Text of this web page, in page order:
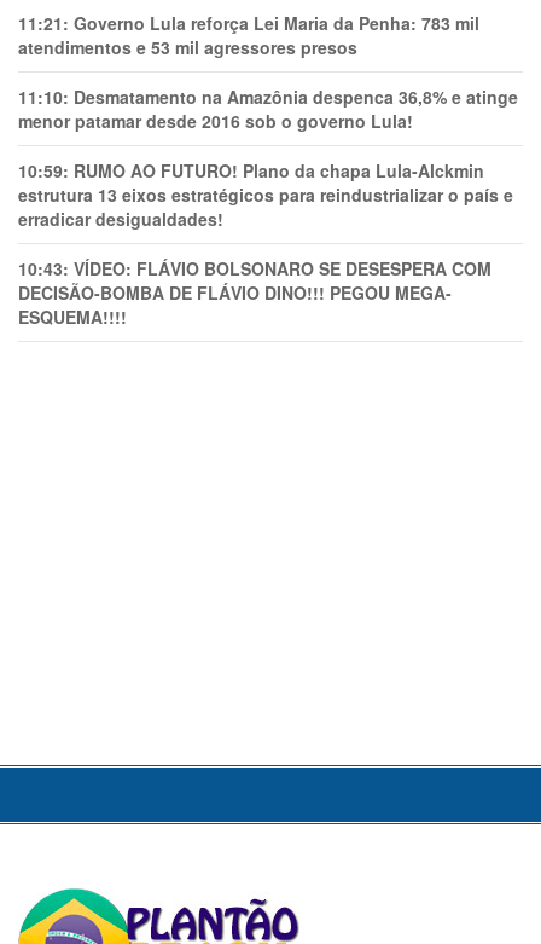
11:21: Governo Lula reforça Lei Maria da Penha: 783 mil
atendimentos e 53 mil agressores presos
11:10: Desmatamento na Amazônia despenca 36,8% e atinge
menor patamar desde 2016 sob o governo Lula!
10:59: RUMO AO FUTURO! Plano da chapa Lula-Alckmin
estrutura 13 eixos estratégicos para reindustrializar o país e
erradicar desigualdades!
10:43: VÍDEO: FLÁVIO BOLSONARO SE DESESPERA COM
DECISÃO-BOMBA DE FLÁVIO DINO!!! PEGOU MEGA-
ESQUEMA!!!!